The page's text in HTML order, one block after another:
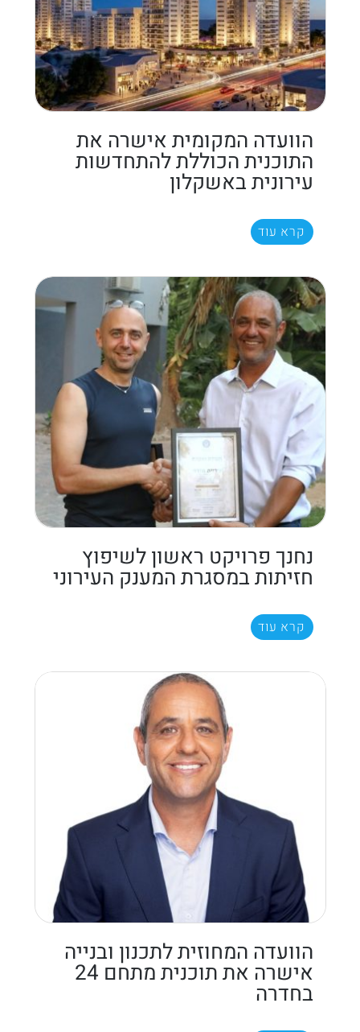
הוועדה המקומית אישרה את
התוכנית הכוללת להתחדשות
עירונית באשקלון
קרא עוד
נחנך פרויקט ראשון לשיפוץ
חזיתות במסגרת המענק העירוני
קרא עוד
הוועדה המחוזית לתכנון ובנייה
אישרה את תוכנית מתחם 24
בחדרה